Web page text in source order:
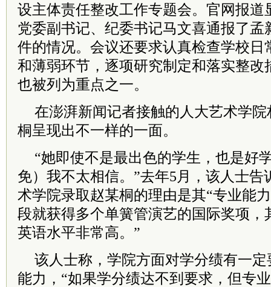
设主体责任整改工作专题会。官网报道
党委副书记、纪委书记马文喜通报了孟
件的情况。会议还要求认真检查学校日
和薄弱环节，逐项研究制定和落实整改
也被列为重点之一。
在澎湃新闻记者接触的人大艺术学
桐呈现出不一样的一面。
“她即使不是最出色的学生，也是好
免）我不太相信。”去年5月，该人士告
术学院录取赵某桐的理由是其“专业能
段就获得多个单簧管演艺的国际奖项，
英语水平非常高。”
该人士称，学院方面对学分绩有一
能力，“如果学分绩达不到要求，但专